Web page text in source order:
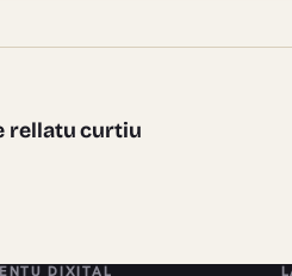
rellatu curtiu
DIXITAL